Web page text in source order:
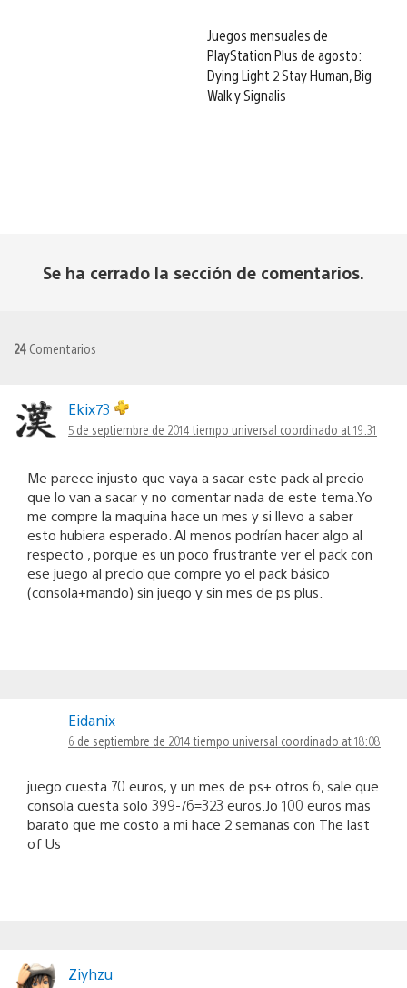
Juegos mensuales de
PlayStation Plus de agosto:
Dying Light 2 Stay Human, Big
Walk y Signalis
Se ha cerrado la sección de comentarios.
24 Comentarios
Ekix73
5 de septiembre de 2014 tiempo universal coordinado at 19:31
Me parece injusto que vaya a sacar este pack al precio
que lo van a sacar y no comentar nada de este tema.Yo
me compre la maquina hace un mes y si llevo a saber
esto hubiera esperado. Al menos podrían hacer algo al
respecto , porque es un poco frustrante ver el pack con
ese juego al precio que compre yo el pack básico
(consola+mando) sin juego y sin mes de ps plus.
Eidanix
6 de septiembre de 2014 tiempo universal coordinado at 18:08
juego cuesta 70 euros, y un mes de ps+ otros 6, sale que
consola cuesta solo 399-76=323 euros.Jo 100 euros mas
barato que me costo a mi hace 2 semanas con The last
of Us
Ziyhzu